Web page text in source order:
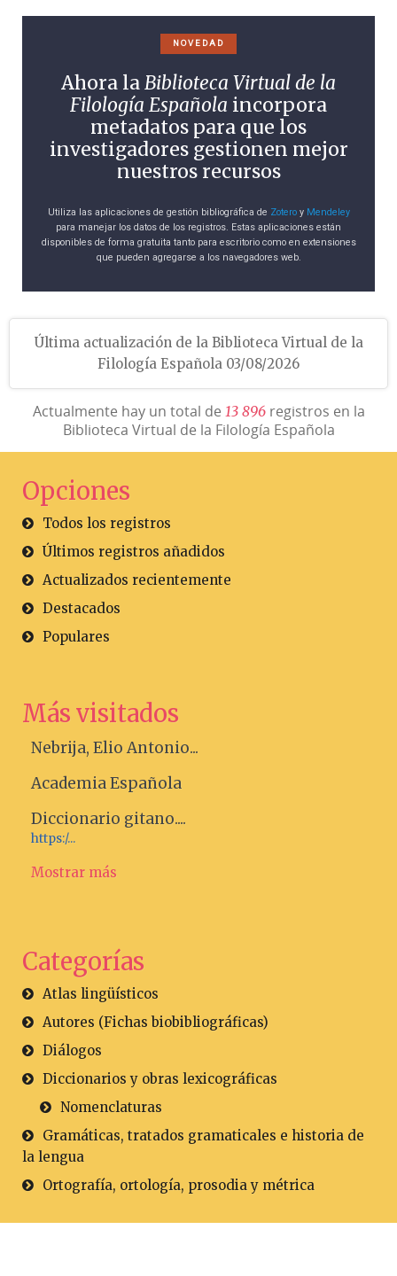
NOVEDAD
Ahora laBiblioteca Virtual de la
Filología Española incorpora
metadatos para que los
investigadores gestionen mejor
nuestros recursos
Utiliza las aplicaciones de gestión bibliográfica de Zoteroy Mendeley
para manejar los datos de los registros. Estas aplicaciones están
disponibles de forma gratuita tanto para escritorio como en extensiones
que pueden agregarse a los navegadores web.
Última actualización de la Biblioteca Virtual de la
Filología Española 03/08/2026
Actualmente hay un total de 13 896registros en la
Biblioteca Virtual de la Filología Española
Opciones
Todos los registros
Últimos registros añadidos
Actualizados recientemente
Destacados
Populares
Más visitados
Nebrija, Elio Antonio...
Academia Española
Diccionario gitano....
https:/...
Mostrar más
Categorías
Atlas lingüísticos
Autores (Fichas biobibliográficas)
Diálogos
Diccionarios y obras lexicográficas
Nomenclaturas
Gramáticas, tratados gramaticales e historia de
la lengua
Ortografía, ortología, prosodia y métrica